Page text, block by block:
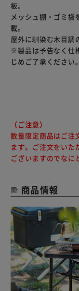
板。
メッシュ棚・ゴミ袋
載。
屋外に馴染む木目調
※製品は予告なく仕
じめご了承ください。
（ご注意）
数量限定商品はご注
ます。ご注文をいた
ございますのでなに
商品情報